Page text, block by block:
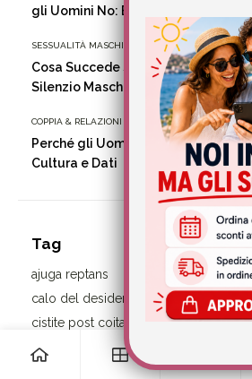
gli Uomini No: Ecco Come
SESSUALITÀ MASCHILE
Cosa Succede se Non Ne Parli Mai:
Silenzio Maschile
COPPIA & RELAZIONI
Perché gli Uomini Non Parlano di
Cultura e Dati
Tag
ajuga reptans alimentazione
calo del desiderio
cellulite
cistite
cistite post coitale
coni vaginali
disfunzioni sessuali
equilibrio ormonale
fastidi intimi